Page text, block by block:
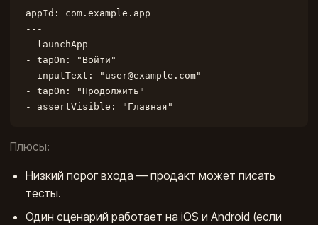
appId: com.example.app
---
- launchApp
- tapOn: "Войти"
- inputText: "user@example.com"
- tapOn: "Продолжить"
- assertVisible: "Главная"
Плюсы:
Низкий порог входа — продакт может писать
тесты.
Один сценарий работает на iOS и Android (если